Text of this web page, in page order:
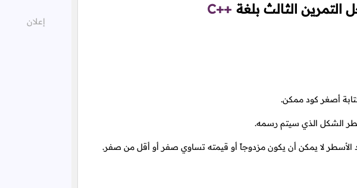
الثالث بلغة C++
أصغر كود ممكن.
الشكل الذي سيتم رسمه.
لا يمكن أن يكون مزدوجاً أو قيمته تساوي صفر أو أقل من صفر.